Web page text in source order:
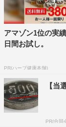
自身の壁にぶ
アマゾン1位の実
日間お試し。
PR(ハーブ健康本舗)
【当
PR(合同